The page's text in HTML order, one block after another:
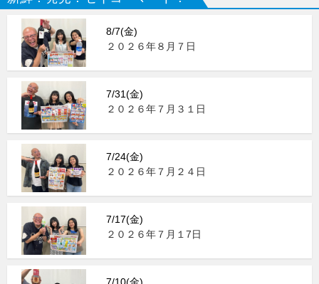
8/7(金)
２０２６年８月７日
7/31(金)
２０２６年７月３１日
7/24(金)
２０２６年７月２４日
7/17(金)
２０２６年７月１7日